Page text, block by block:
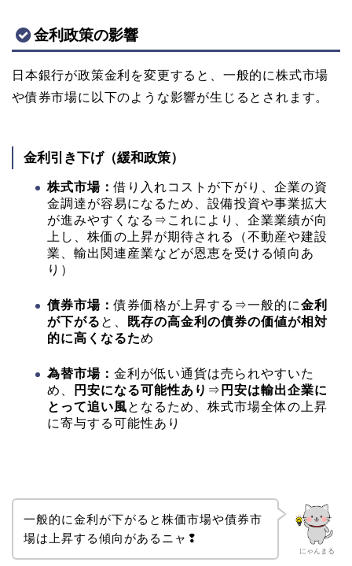
金利政策の影響
日本銀行が政策金利を変更すると、一般的に株式市場
や債券市場に以下のような影響が生じるとされます。
金利引き下げ（緩和政策）
株式市場：借り入れコストが下がり、企業の資
金調達が容易になるため、設備投資や事業拡大
が進みやすくなる⇒これにより、企業業績が向
上し、株価の上昇が期待される（不動産や建設
業、輸出関連産業などが恩恵を受ける傾向あ
り）
債券市場：債券価格が上昇する⇒一般的に金利
が下がる と、
既存の高金利の債券の価値が相対
的に高くなるため
為替市場： 金利が低い通貨は売られやすいた
め、
円安になる可能性あり ⇒ 円安は輸出企業に
とって追い風となるため、株式市場全体の上昇
に寄与する可能性あり
にゃんまる
一般的に金利が下がると株価市場や債券市
場は上昇する傾向があるニャ❢